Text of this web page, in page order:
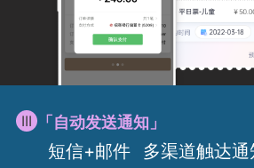
「自动发送通知」
短信+邮件 多渠道触达通